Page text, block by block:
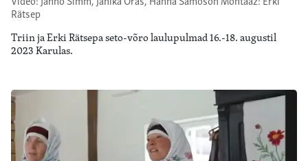
Rätsep
Triin ja Erki Rätsepa seto-võro laulupulmad 16.-18. augustil
2023 Karulas.